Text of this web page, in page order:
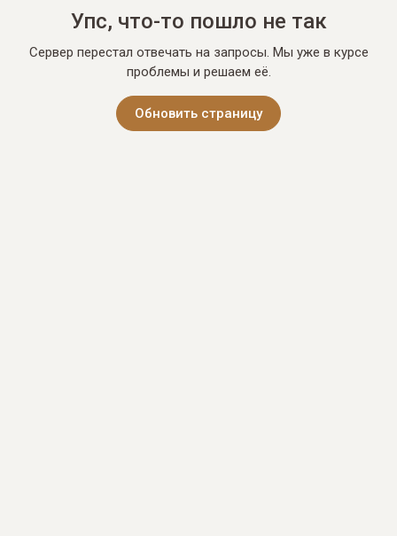
Упс, что-то пошло не так
Сервер перестал отвечать на запросы. Мы уже в курсе
проблемы и решаем её.
Обновить страницу